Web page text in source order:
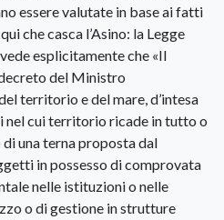
essere valutate in base ai fatti
che casca l’Asino: la Legge
esplicitamente che «Il
del Ministro
territorio e del mare, d’intesa
nel cui territorio ricade in tutto o
una terna proposta dal
in possesso di comprovata
nelle istituzioni o nelle
o di gestione in strutture